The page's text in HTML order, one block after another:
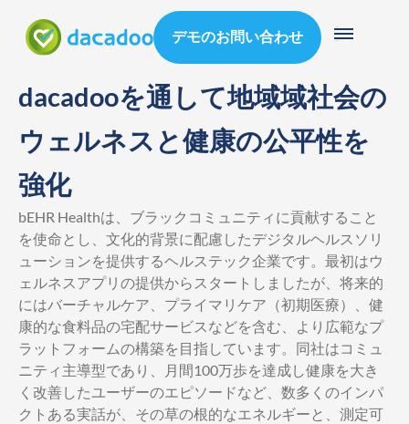
デモのお問い合わせ
dacadooを通して地域域社会の
ウェルネスと健康の公平性を
強化
bEHR Healthは、ブラックコミュニティに貢献すること
を使命とし、文化的背景に配慮したデジタルヘルスソリ
ューションを提供するヘルステック企業です。最初はウ
ェルネスアプリの提供からスタートしましたが、将来的
にはバーチャルケア、プライマリケア（初期医療）、健
康的な食料品の宅配サービスなどを含む、より広範なプ
ラットフォームの構築を目指しています。同社はコミュ
ニティ主導型であり、月間100万歩を達成し健康を大き
く改善したユーザーのエピソードなど、数多くのインパ
クトある実話が、その草の根的なエネルギーと、測定可